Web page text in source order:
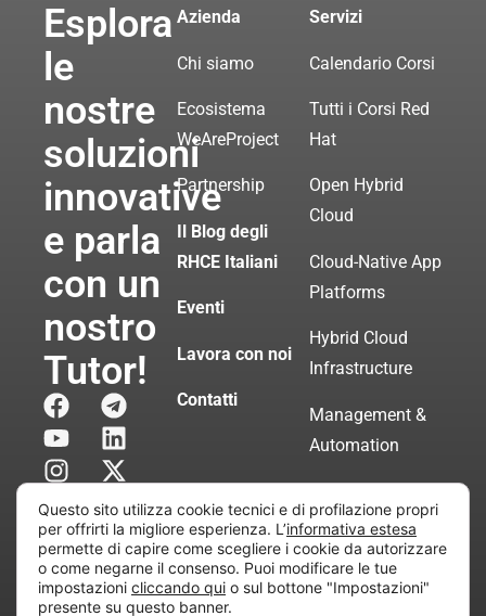
Esplora
le
nostre
soluzioni
innovative
e parla
con un
nostro
Tutor!
Azienda
Chi siamo
Ecosistema
WeAreProject
Partnership
Il Blog degli
RHCE Italiani
Eventi
Lavora con noi
Contatti
Servizi
Calendario Corsi
Tutti i Corsi Red
Hat
Open Hybrid
Cloud
Cloud-Native App
Platforms
Hybrid Cloud
Infrastructure
Management &
Automation
Servizi di
Consulenza
Certificata
Questo sito utilizza cookie tecnici e di profilazione propri
per offrirti la migliore esperienza. L’informativa estesa
permette di capire come scegliere i cookie da autorizzare
o come negarne il consenso. Puoi modificare le tue
impostazioni cliccando qui o sul bottone "Impostazioni"
presente su questo banner.